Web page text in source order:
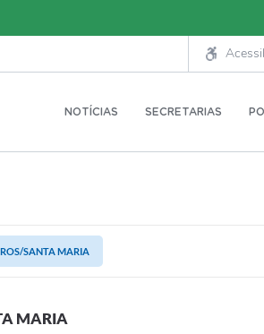
NOTÍCIAS SECRETARIAS
SANTA MARIA
MARIA